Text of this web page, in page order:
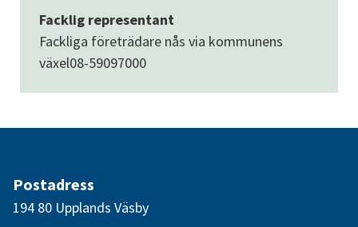
Facklig representant
Fackliga företrädare nås via kommunens
växel08-59097000
Postadress
194 80 Upplands Väsby